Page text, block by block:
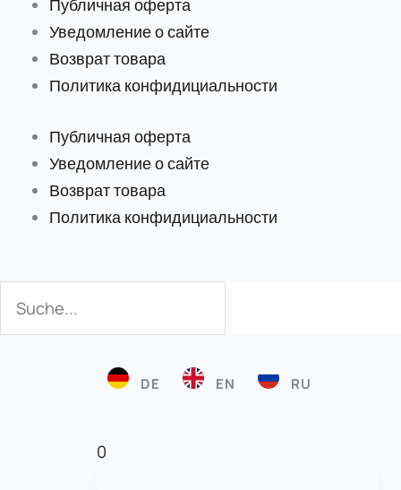
Уведомление о сайте
Возврат товара
Политика конфидициальности
Публичная оферта
Уведомление о сайте
Возврат товара
Политика конфидициальности
DE EN RU
0